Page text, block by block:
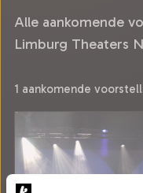
Alle aankomende
Limburg Theaters
1 aankomende